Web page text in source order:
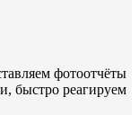
фотоотчёты
быстро реагируем